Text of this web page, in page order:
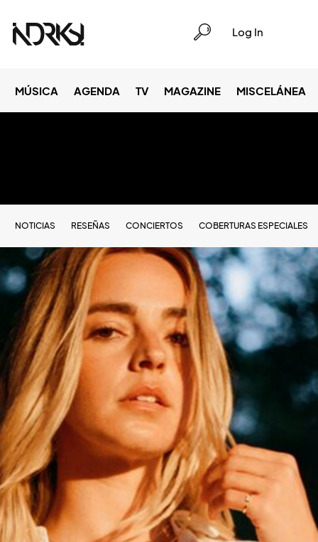
Log In
MÚSICA AGENDA TV MAGAZINE MISCELÁNEA
NOTICIAS RESEÑAS CONCIERTOS COBERTURAS ESPECIALES